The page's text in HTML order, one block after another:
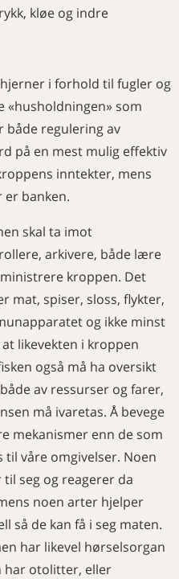
kløe og indre
i forhold til fugler og
«husholdningen» som
både regulering av
på en mest mulig effektiv
inntekter, mens
banken.
skal ta imot
arkivere, både lære
kroppen. Det
mat, spiser, sloss, flykter,
og ikke minst
likevekten i kroppen
også må ha oversikt
av ressurser og farer,
må ivaretas. Å bevege
mekanismer enn de som
våre omgivelser. Noen
seg og reagerer da
noen arter hjelper
så de kan få i seg maten.
har likevel hørselsorgan
har otolitter, eller